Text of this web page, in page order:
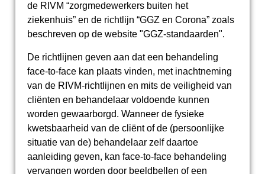
de RIVM “zorgmedewerkers buiten het
ziekenhuis” en de richtlijn “GGZ en Corona” zoals
beschreven op de website "GGZ-standaarden".
De richtlijnen geven aan dat een behandeling
face-to-face kan plaats vinden, met inachtneming
van de RIVM-richtlijnen en mits de veiligheid van
cliënten en behandelaar voldoende kunnen
worden gewaarborgd. Wanneer de fysieke
kwetsbaarheid van de cliënt of de (persoonlijke
situatie van de) behandelaar zelf daartoe
aanleiding geven, kan face-to-face behandeling
vervangen worden door beeldbellen of een